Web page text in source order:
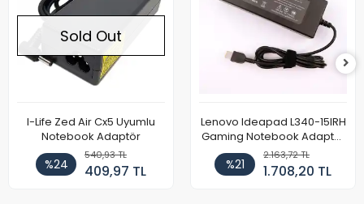
Sold Out
I-Life Zed Air Cx5 Uyumlu
Notebook Adaptör
%24
540,93 TL
409,97 TL
Lenovo Ideapad L340-15IRH
Gaming Notebook Adaptör
Cihazı Şarj Aleti (150W)
%21
2.163,72 TL
1.708,20 TL